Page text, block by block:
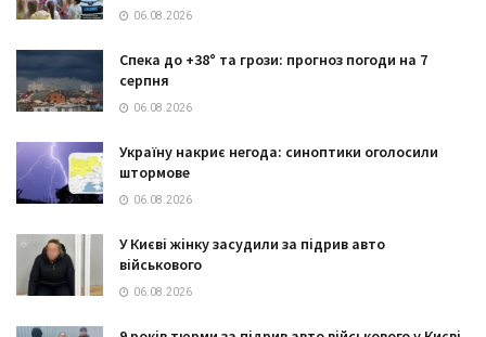
06.08.2026
Спека до +38° та грози: прогноз погоди на 7
серпня
06.08.2026
Україну накриє негода: синоптики оголосили
штормове
06.08.2026
У Києві жінку засудили за підрив авто
військового
06.08.2026